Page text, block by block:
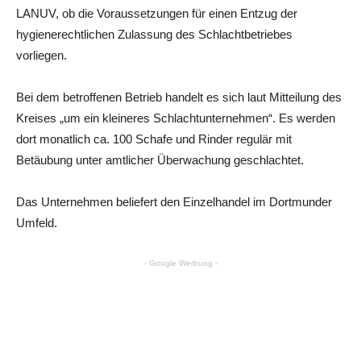
LANUV, ob die Voraussetzungen für einen Entzug der
hygienerechtlichen Zulassung des Schlachtbetriebes
vorliegen.
Bei dem betroffenen Betrieb handelt es sich laut Mitteilung des
Kreises „um ein kleineres Schlachtunternehmen“. Es werden
dort monatlich ca. 100 Schafe und Rinder regulär mit
Betäubung unter amtlicher Überwachung geschlachtet.
Das Unternehmen beliefert den Einzelhandel im Dortmunder
Umfeld.
- Google Werbung -